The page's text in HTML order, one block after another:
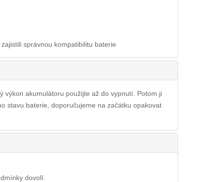
správnou kompatibilitu baterie
akumulátoru použijte až do vypnutí. Potom ji
stavu baterie, doporučujeme na začátku opakovat
dovolí.